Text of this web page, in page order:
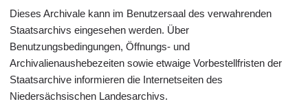
Dieses Archivale kann im Benutzersaal des verwahrenden
Staatsarchivs eingesehen werden. Über
Benutzungsbedingungen, Öffnungs- und
Archivalienaushebezeiten sowie etwaige Vorbestellfristen der
Staatsarchive informieren die Internetseiten des
Niedersächsischen Landesarchivs.